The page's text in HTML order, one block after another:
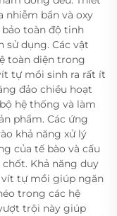
nhiễm bẩn và oxy
toàn độ tinh
sử dụng. Các vật
toàn diện trong
tự mồi sinh ra rất ít
đảo chiều hoạt
hệ thống và làm
phẩm. Các ứng
khả năng xử lý
của tế bào và cấu
Khả năng duy
tự mồi giúp ngăn
trong các hệ
trội này giúp